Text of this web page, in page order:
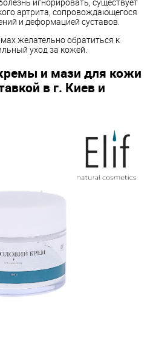
артрита, сопровождающегося
и деформацией суставов.
желательно обратиться к
уход за кожей.
и мази для кожи
в ​​г. Киев и